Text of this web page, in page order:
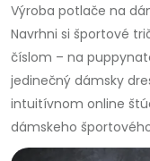
Výroba potlače na
Navrhni si športové
číslom – na
jedinečný dámsky
intuitívnom online
dámskeho